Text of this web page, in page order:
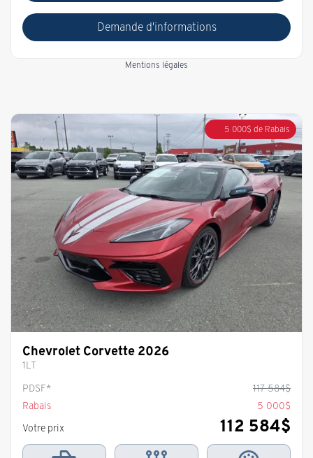
Demande d'informations
Mentions légales
5 000$ de Rabais
Chevrolet Corvette 2026
1LT
PDSF*
117 584$
Rabais
5 000$
Votre prix
112 584$